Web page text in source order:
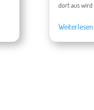
dort aus wird
Weiterlesen